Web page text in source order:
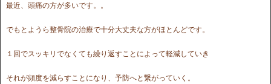
最近、頭痛の方が多いです。。
でもとようら整骨院の治療で十分大丈夫な方がほとんどです。
１回でスッキリでなくても繰り返すことによって軽減していき
それが頻度を減らすことになり、予防へと繋がっていく。